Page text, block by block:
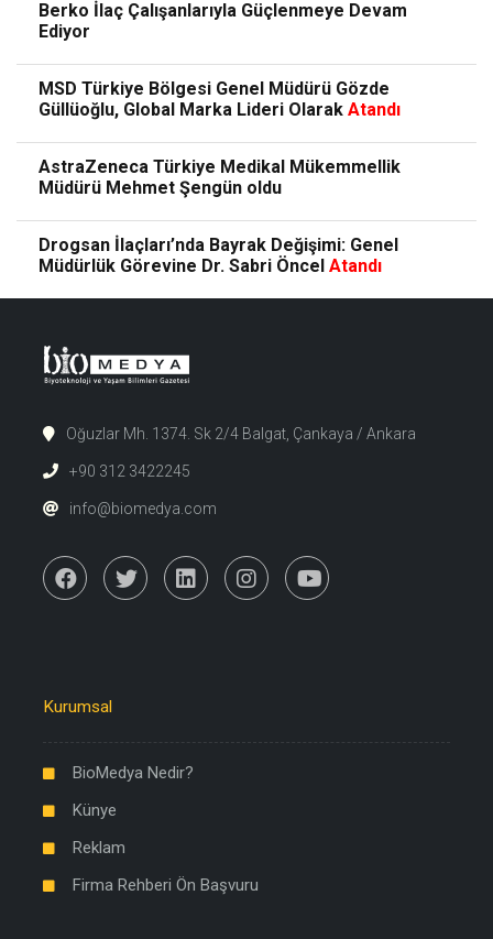
Berko İlaç Çalışanlarıyla Güçlenmeye Devam
Ediyor
MSD Türkiye Bölgesi Genel Müdürü Gözde
Güllüoğlu, Global Marka Lideri Olarak Atandı
AstraZeneca Türkiye Medikal Mükemmellik
Müdürü Mehmet Şengün oldu
Drogsan İlaçları’nda Bayrak Değişimi: Genel
Müdürlük Görevine Dr. Sabri Öncel Atandı
Oğuzlar Mh. 1374. Sk 2/4 Balgat, Çankaya / Ankara
+90 312 3422245
info@biomedya.com
Kurumsal
BioMedya Nedir?
Künye
Reklam
Firma Rehberi Ön Başvuru